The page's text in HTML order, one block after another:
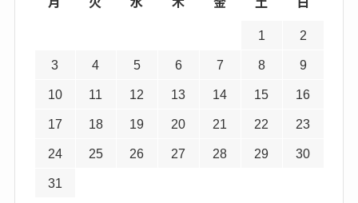
1 2
3 4 5 6 7 8 9
10 11 12 13 14 15 16
17 18 19 20 21 22 23
24 25 26 27 28 29 30
31